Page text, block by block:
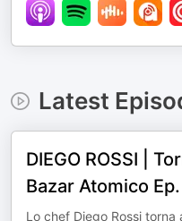
Latest
DIEGO ROSSI |
Bazar Atomico
Lo chef Diego Rossi